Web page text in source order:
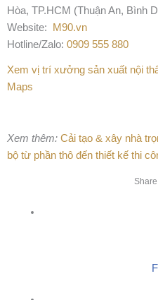
Hòa, TP.HCM (Thuận An, Bình
Website: M90.vn
Hotline/Zalo: 0909 555 880
Xem vị trí xưởng sản xuất nội
Maps
Xem thêm: Cải tạo & xây nhà
bộ từ phần thô đến thiết kế thi